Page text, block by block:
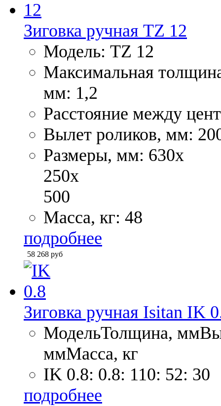
Зиговка ручная TZ 12
Модель: TZ 12
Максимальная
мм: 1,2
Расстояние между
Вылет роликов, мм:
Размеры, мм: 630x
250x
500
Масса, кг: 48
подробнее
58 268 руб
Зиговка ручная Isitan IK
МодельТолщина,
ммМасса, кг
IK 0.8: 0.8: 110: 52: 30
подробнее